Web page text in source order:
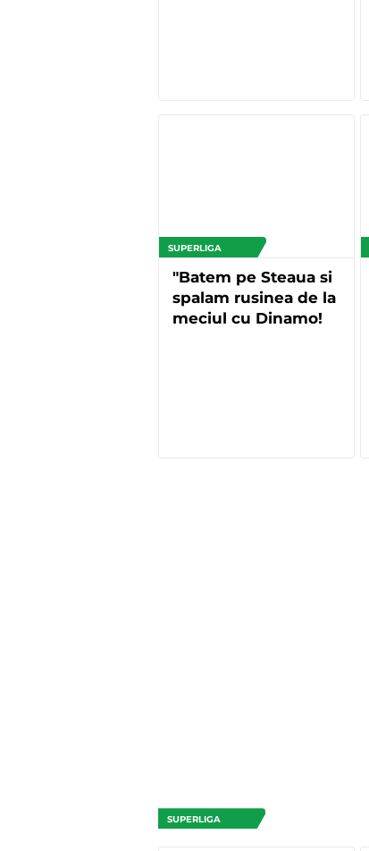
SUPERLIGA
"Batem pe Steaua si
spalam rusinea de la
meciul cu Dinamo!
SUPERLIGA